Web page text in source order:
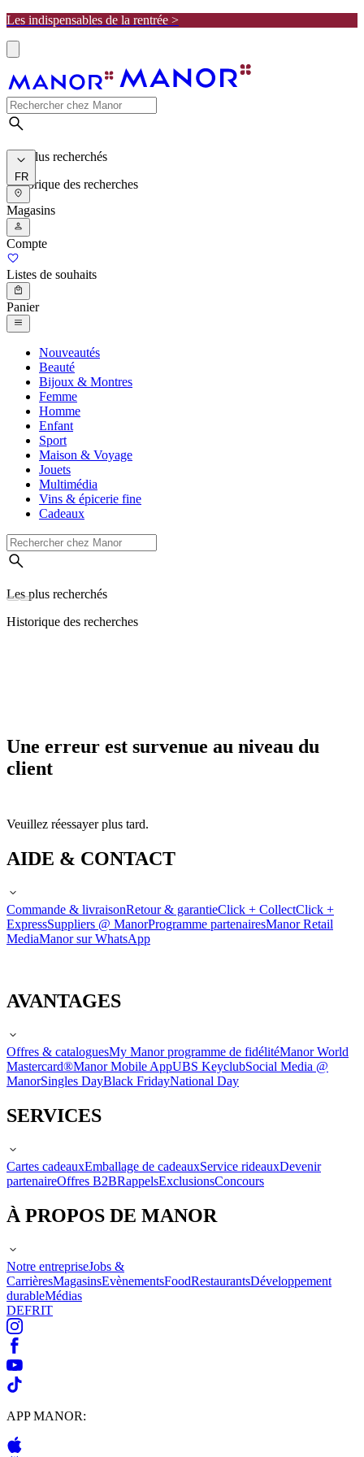
Les indispensables de la rentrée >
Les plus recherchés
Historique des recherches
FR
Magasins
Compte
Listes de souhaits
Panier
Nouveautés
Beauté
Bijoux & Montres
Femme
Homme
Enfant
Sport
Maison & Voyage
Jouets
Multimédia
Vins & épicerie fine
Cadeaux
Les plus recherchés
Historique des recherches
Une erreur est survenue au niveau du
client
Veuillez réessayer plus tard.
AIDE & CONTACT
Commande & livraisonRetour & garantieClick + CollectClick +
ExpressSuppliers @ ManorProgramme partenairesManor Retail
MediaManor sur WhatsApp
AVANTAGES
Offres & cataloguesMy Manor programme de fidélitéManor World
Mastercard®Manor Mobile AppUBS KeyclubSocial Media @
ManorSingles DayBlack FridayNational Day
SERVICES
Cartes cadeauxEmballage de cadeauxService rideauxDevenir
partenaireOffres B2BRappelsExclusionsConcours
À PROPOS DE MANOR
Notre entrepriseJobs &
CarrièresMagasinsEvènementsFoodRestaurantsDéveloppement
durableMédias
DEFRIT
APP MANOR: